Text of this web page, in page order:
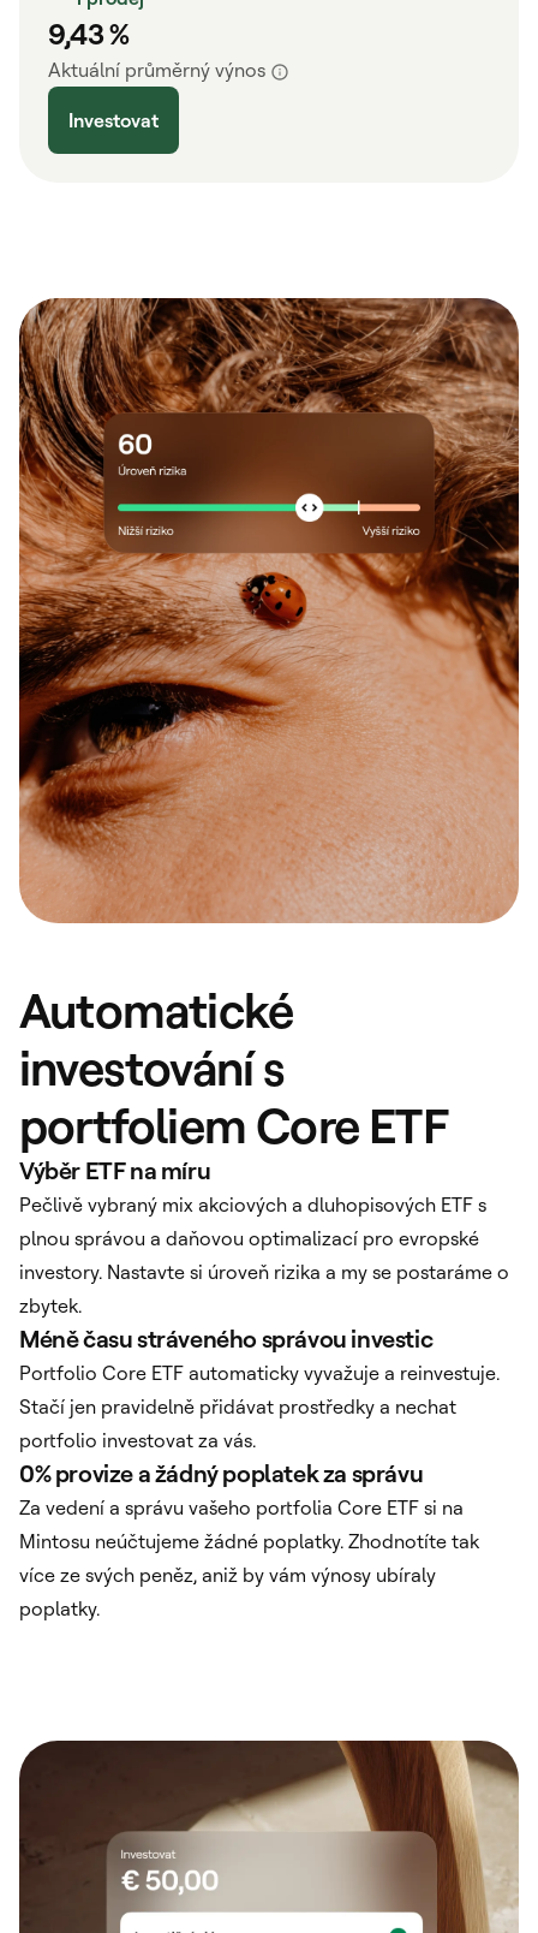
9,43 %
Aktuální průměrný výnos
Investovat
Automatické
investování s
portfoliem Core ETF
Výběr ETF na míru
Pečlivě vybraný mix akciových a dluhopisových ETF s
plnou správou a daňovou optimalizací pro evropské
investory. Nastavte si úroveň rizika a my se postaráme o
zbytek.
Méně času stráveného správou investic
Portfolio Core ETF automaticky vyvažuje a reinvestuje.
Stačí jen pravidelně přidávat prostředky a nechat
portfolio investovat za vás.
0% provize a žádný poplatek za správu
Za vedení a správu vašeho portfolia Core ETF si na
Mintosu neúčtujeme žádné poplatky. Zhodnotíte tak
více ze svých peněz, aniž by vám výnosy ubíraly
poplatky.